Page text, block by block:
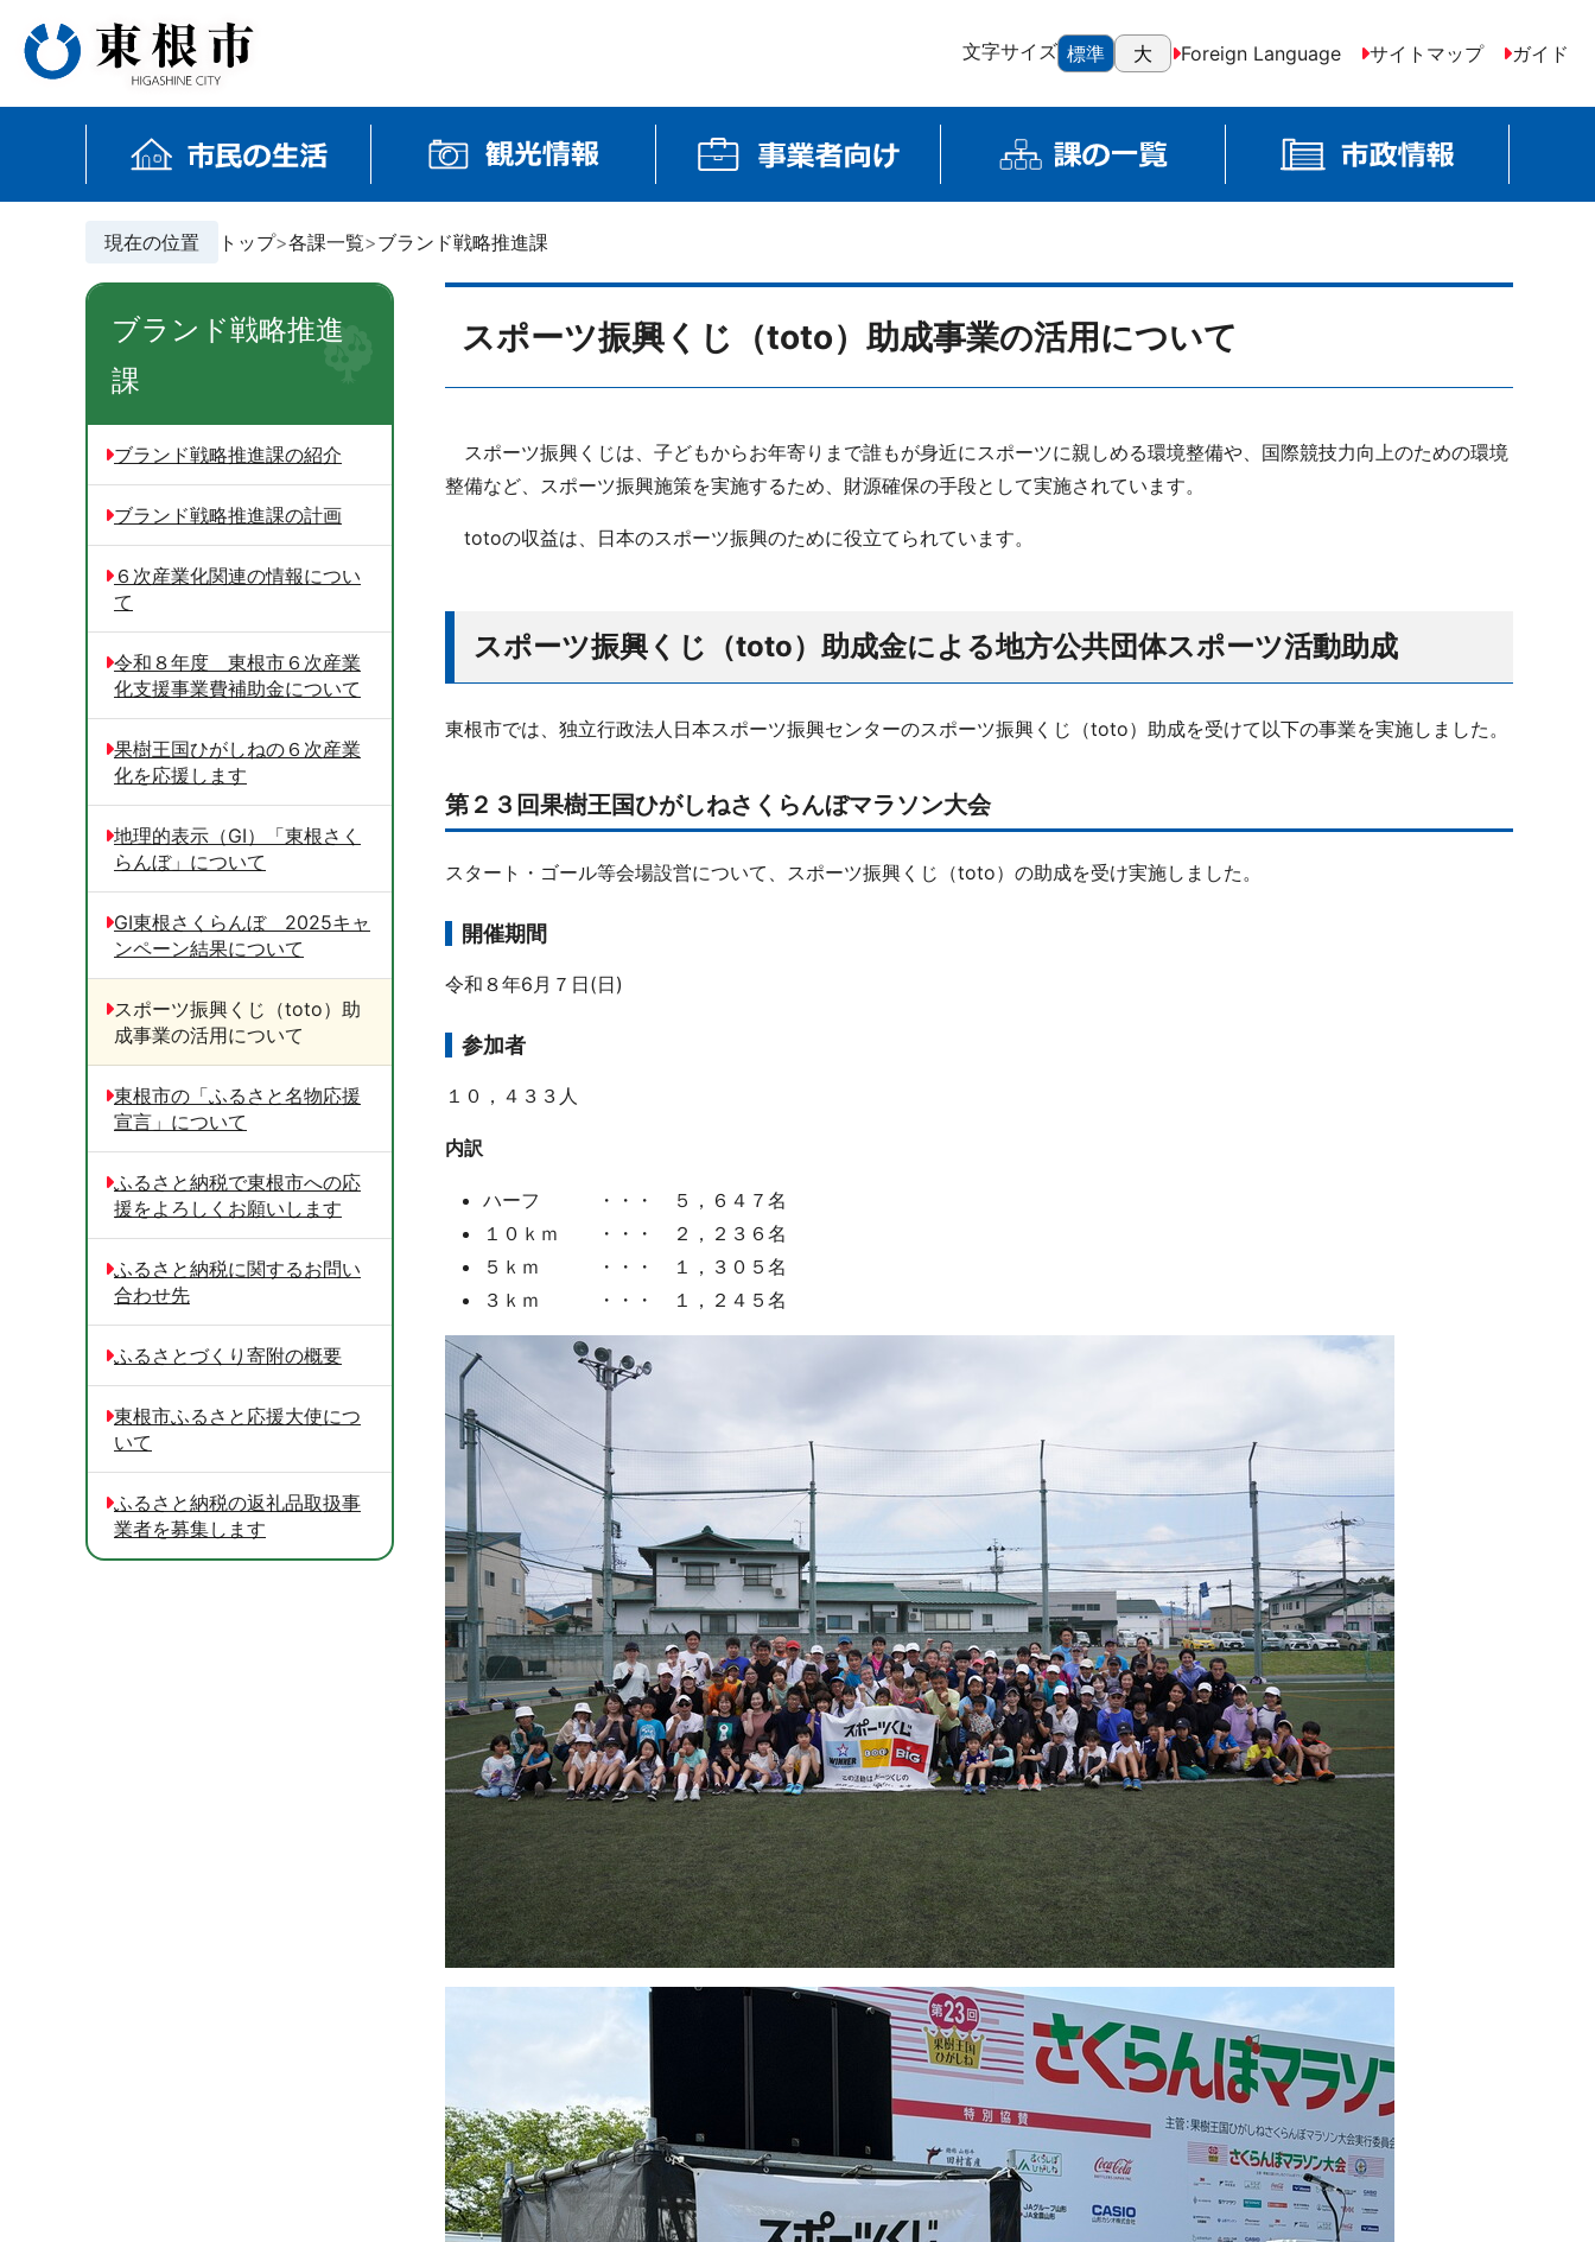
文字サイズ 標準 大 Foreign Language サイトマップ ガイド
現在の位置 トップ 各課一覧 ブランド戦略推進課
スポーツ振興くじ（toto）助成事業の活用について
スポーツ振興くじは、子どもからお年寄りまで誰もが身近にスポーツに親しめる環境整備や、国際競技力向上のための環境
整備など、スポーツ振興施策を実施するため、財源確保の手段として実施されています。
totoの収益は、日本のスポーツ振興のために役立てられています。
スポーツ振興くじ（toto）助成金による地方公共団体スポーツ活動助成
東根市では、独立行政法人日本スポーツ振興センターのスポーツ振興くじ（toto）助成を受けて以下の事業を実施しました。
第２３回果樹王国ひがしねさくらんぼマラソン大会
スタート・ゴール等会場設営について、スポーツ振興くじ（toto）の助成を受け実施しました。
開催期間
令和８年6月７日(日)
参加者
１０，４３３人
内訳
ハーフ ・・・ ５，６４７名
１０ｋｍ ・・・ ２，２３６名
５ｋｍ ・・・ １，３０５名
３ｋｍ ・・・ １，２４５名
ブランド戦略推進
課
ブランド戦略推進課の紹介
ブランド戦略推進課の計画
６次産業化関連の情報につい
て
令和８年度 東根市６次産業
化支援事業費補助金について
果樹王国ひがしねの６次産業
化を応援します
地理的表示（GI）「東根さく
らんぼ」について
GI東根さくらんぼ 2025キャ
ンペーン結果について
スポーツ振興くじ（toto）助
成事業の活用について
東根市の「ふるさと名物応援
宣言」について
ふるさと納税で東根市への応
援をよろしくお願いします
ふるさと納税に関するお問い
合わせ先
ふるさとづくり寄附の概要
東根市ふるさと応援大使につ
いて
ふるさと納税の返礼品取扱事
業者を募集します